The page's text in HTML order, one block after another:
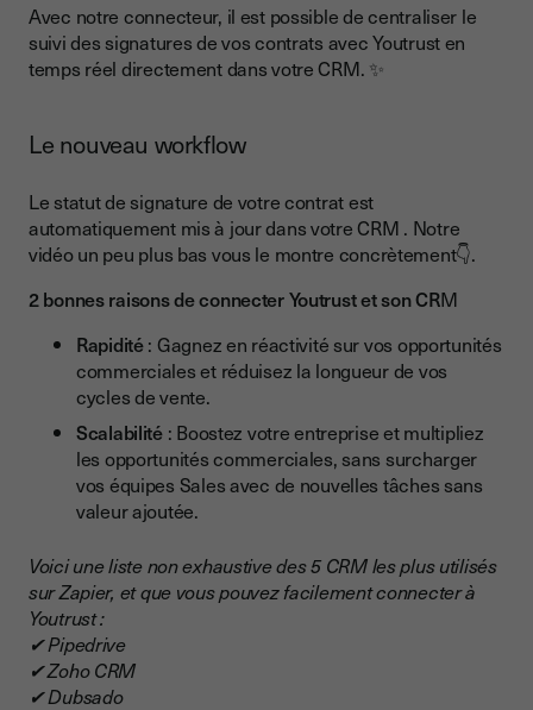
Avec notre connecteur, il est possible de centraliser le
suivi des signatures de vos contrats avec Youtrust en
temps réel directement dans votre CRM. ✨
Le nouveau workflow
Le statut de signature de votre contrat est
automatiquement mis à jour dans votre CRM . Notre
vidéo un peu plus bas vous le montre concrètement👇.
2 bonnes raisons de connecter Youtrust et son CRM
Rapidité: Gagnez en réactivité sur vos opportunités
commerciales et réduisez la longueur de vos
cycles de vente.
Scalabilité: Boostez votre entreprise et multipliez
les opportunités commerciales, sans surcharger
vos équipes Sales avec de nouvelles tâches sans
valeur ajoutée.
Voici une liste non exhaustive des 5 CRM les plus utilisés
sur Zapier, et que vous pouvez facilement connecter à
Youtrust :
✔ Pipedrive
✔ Zoho CRM
✔ Dubsado